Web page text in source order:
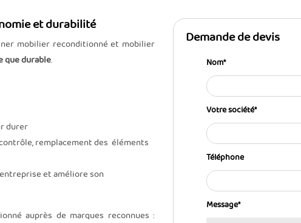
et durabilité
mobilier reconditionné et mobilier
que durable.
durer
remplacement des éléments
et améliore son
auprès de marques reconnues :
Demande de devis
Nom*
Votre société*
Téléphone
Message*